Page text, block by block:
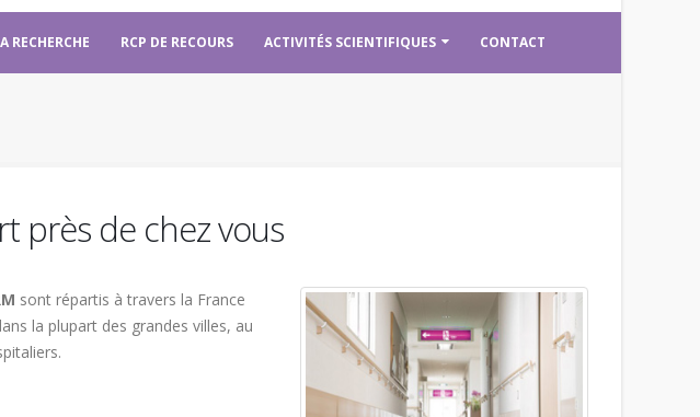
RECHERCHE RCP DE RECOURS ACTIVITÉS SCIENTIFIQUES CONTACT
près de chez vous
sont répartis à travers la France
la plupart des grandes villes, au